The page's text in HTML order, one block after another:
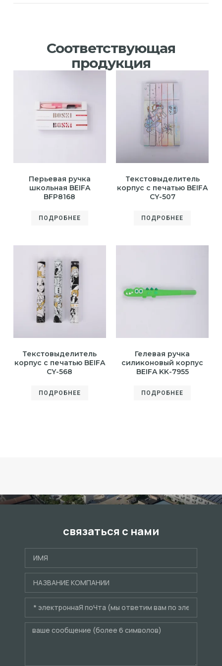
Соответствующая
продукция
Перьевая ручка
школьная BEIFA
BFP8168
ПОДРОБНЕЕ
Текстовыделитель
корпус с печатью BEIFA
CY-507
ПОДРОБНЕЕ
Текстовыделитель
корпус с печатью BEIFA
CY-568
ПОДРОБНЕЕ
Гелевая ручка
силиконовый корпус
BEIFA KK-7955
ПОДРОБНЕЕ
связаться с нами